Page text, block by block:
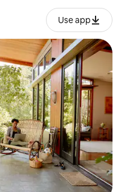
Use app